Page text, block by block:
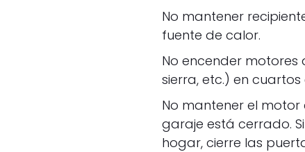
No mantener
fuente de calor.
No encender
sierra, etc.) en
No mantener el
garaje está cerrado.
hogar, cierre las